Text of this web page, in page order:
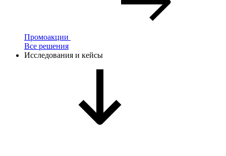
Промоакции
Все решения
Исследования и кейсы